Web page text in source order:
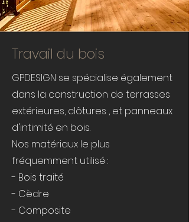
Travail du bois
GPDESIGN se spécialise également
dans la construction de terrasses
extérieures, clôtures , et panneaux
d'intimité en bois.
Nos matériaux le plus
fréquemment utilisé :
- Bois traité
- Cèdre
- Composite